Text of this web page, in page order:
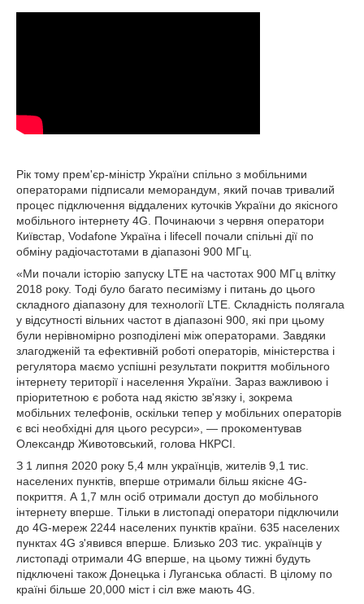
Рік тому прем'єр-міністр України спільно з мобільними
операторами підписали меморандум, який почав тривалий
процес підключення віддалених куточків України до якісного
мобільного інтернету 4G. Починаючи з червня оператори
Київстар, Vodafone Україна і lifecell почали спільні дії по
обміну радіочастотами в діапазоні 900 МГц.
«Ми почали історію запуску LTE на частотах 900 МГц влітку
2018 року. Тоді було багато песимізму і питань до цього
складного діапазону для технології LTE. Складність полягала
у відсутності вільних частот в діапазоні 900, які при цьому
були нерівномірно розподілені між операторами. Завдяки
злагодженій та ефективній роботі операторів, міністерства і
регулятора маємо успішні результати покриття мобільного
інтернету території і населення України. Зараз важливою і
пріоритетною є робота над якістю зв'язку і, зокрема
мобільних телефонів, оскільки тепер у мобільних операторів
є всі необхідні для цього ресурси», — прокоментував
Олександр Животовський, голова НКРСІ.
З 1 липня 2020 року 5,4 млн українців, жителів 9,1 тис.
населених пунктів, вперше отримали більш якісне 4G-
покриття. А 1,7 млн осіб отримали доступ до мобільного
інтернету вперше. Тільки в листопаді оператори підключили
до 4G-мереж 2244 населених пунктів країни. 635 населених
пунктах 4G з'явився вперше. Близько 203 тис. українців у
листопаді отримали 4G вперше, на цьому тижні будуть
підключені також Донецька і Луганська області. В цілому по
країні більше 20,000 міст і сіл вже мають 4G.